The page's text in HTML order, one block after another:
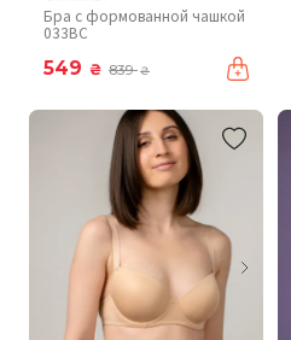
Бра с формованной чашкой
033BC
549 ₴ 839₴